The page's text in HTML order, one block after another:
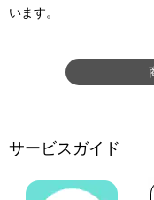
います。
サービスガイド